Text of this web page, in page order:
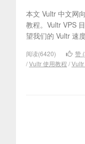
本文 Vultr 中文网
教程。Vultr VPS
望我们的 Vultr 速
阅读(6420) 赞 (
/Vultr 使用教程 /